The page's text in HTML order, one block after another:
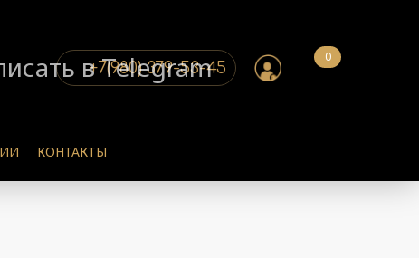
0
+7(980) 379-53-45
КОНТАКТЫ